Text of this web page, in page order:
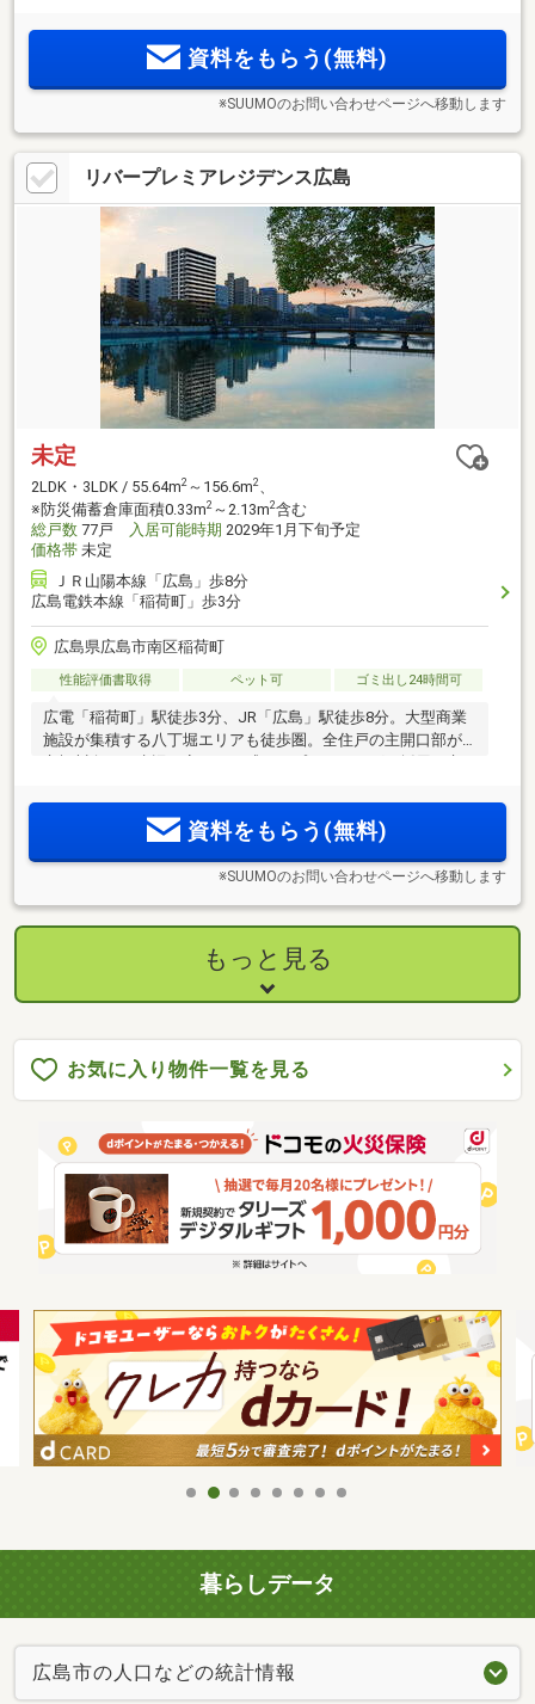
ョン。高層20階建て全86邸のタワーレジデンス誕生。
資料をもらう(無料)
※SUUMOのお問い合わせページへ移動します
リバープレミアレジデンス広島
未定
2LDK・3LDK / 55.64m2 ～156.6m2、
※防災備蓄倉庫面積0.33m2 ～2.13m2含む
総戸数 77戸 入居可能時期 2029年1月下旬予定
価格帯 未定
ＪＲ山陽本線「広島」歩8分
広島電鉄本線「稲荷町」歩3分
広島県広島市南区稲荷町
性能評価書取得 ペット可 ゴミ出し24時間可
広電「稲荷町」駅徒歩3分、JR「広島」駅徒歩8分。大型商業
施設が集積する八丁堀エリアも徒歩圏。全住戸の主開口部が
京橋川向き。水辺の安らぎを感じるプランニングを採用。京
プレミアレジデンス広島」始動。
資料をもらう(無料)
※SUUMOのお問い合わせページへ移動します
もっと見る
お気に入り物件一覧を見る
暮らしデータ
広島市の人口などの統計情報